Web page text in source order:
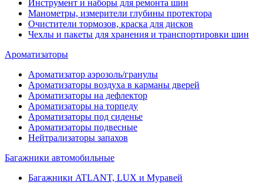
Инструмент и наборы для ремонта шин
Манометры, измерители глубины протектора
Очистители тормозов, краска для дисков
Чехлы и пакеты для хранения и транспортировки шин
Ароматизаторы
Ароматизатор аэрозоль/гранулы
Ароматизаторы воздуха в карманы дверей
Ароматизаторы на дефлектор
Ароматизаторы на торпеду
Ароматизаторы под сиденье
Ароматизаторы подвесные
Нейтрализаторы запахов
Багажники автомобильные
Багажники ATLANT, LUX и Муравей